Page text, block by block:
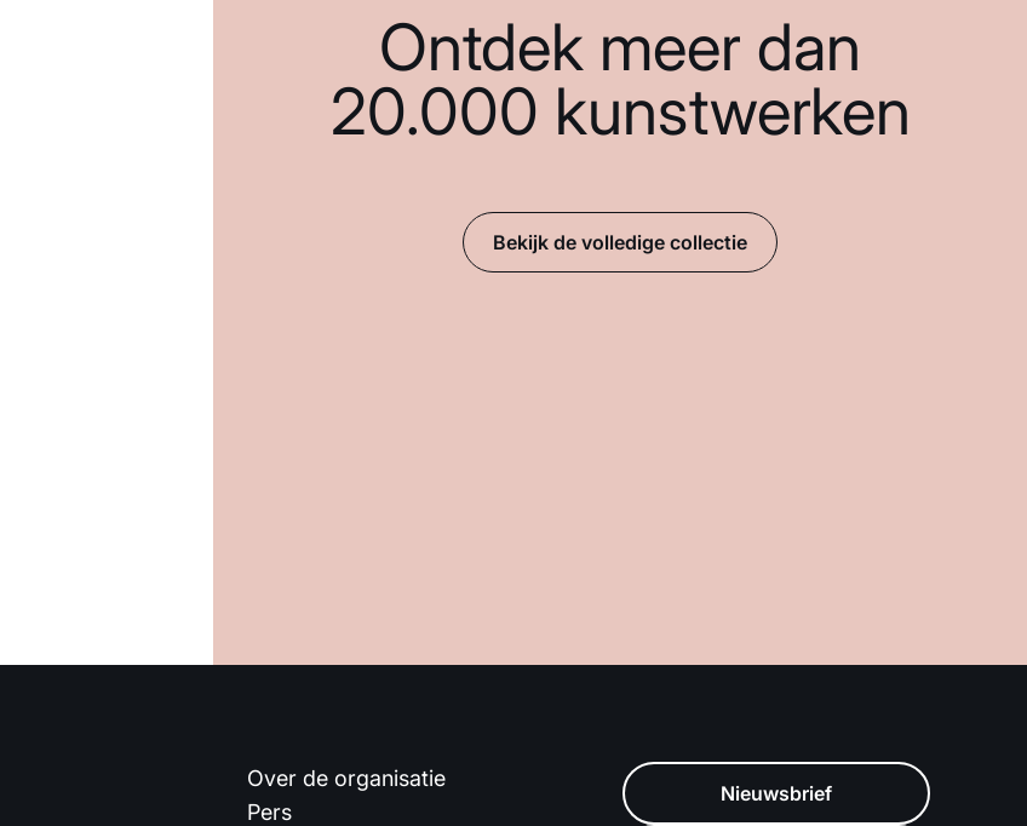
Ontdek meer dan
20.000 kunstwerken
Bekijk de volledige collectie
Over de organisatie
Pers
Nieuwsbrief